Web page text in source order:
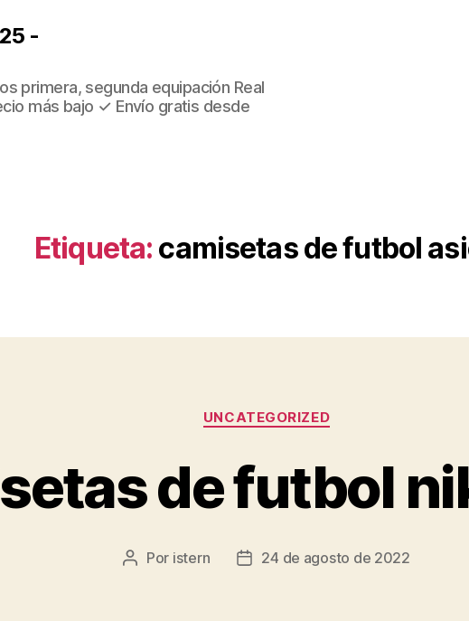
-
primera, segunda equipación Real
más bajo ✓ Envío gratis desde
Etiqueta: camisetas de futbol
Categorías
UNCATEGORIZED
de futbol
Autor
Por istern
Fecha24 de agosto de 2022